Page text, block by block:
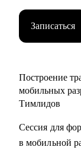
менеджерам
•
frontend-
Записаться
Построение
мобильных
Тимлидов
Сессия для
в мобильной